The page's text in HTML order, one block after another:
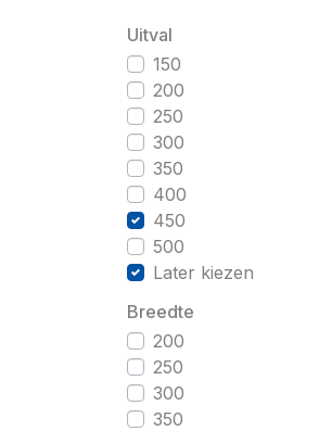
Uitval
150
200
250
300
350
400
450
500
Later kiezen
Breedte
200
250
300
350